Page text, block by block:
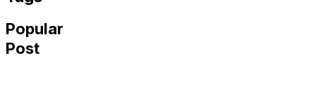
Popular
Post